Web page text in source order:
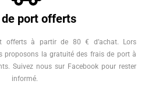
de port offerts
offerts à partir de 80 € d’achat. Lors
proposons la gratuité des frais de port à
Suivez nous sur Facebook pour rester
informé.